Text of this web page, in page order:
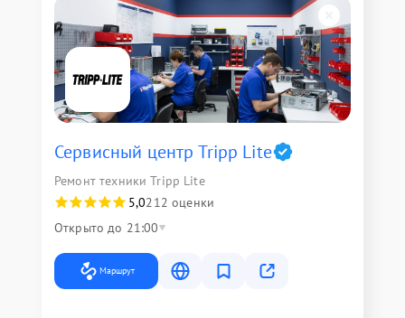
Сервисный центр Tripp Lite
Ремонт техники Tripp Lite
5,0212 оценки
Открыто до 21:00
Маршрут